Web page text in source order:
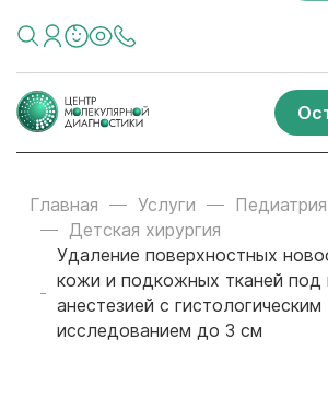
Главная Услуги
Педиатрия
Детская хирургия
Удаление поверхностных
кожи и подкожных тканей под
анестезией с гистологическим
исследованием до 3 см